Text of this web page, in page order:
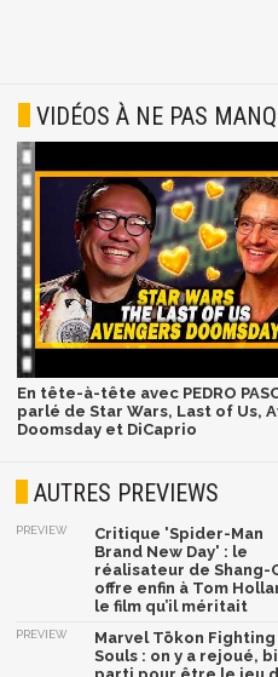
VIDÉOS À NE PAS
En tête-à-tête avec PEDRO
parlé de Star Wars, Last of Us,
Doomsday et DiCaprio
AUTRES PREVIEWS
PREVIEW
Critique 'Spider-Man
Brand New Day' : le
réalisateur de Shang-
offre enfin à Tom
le film qu’il méritait
PREVIEW
Marvel Tōkon Fighting
Souls : on y a rejoué,